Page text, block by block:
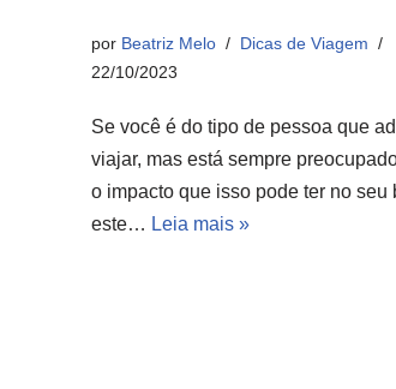
por Beatriz Melo
Dicas de Viagem
22/10/2023
Se você é do tipo de pessoa que
viajar, mas está sempre
o impacto que isso pode ter no seu
este… Leia mais »